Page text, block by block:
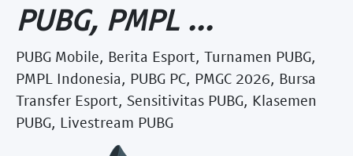
PUBG, PMPL ...
PUBG Mobile, Berita Esport, Turnamen PUBG,
PMPL Indonesia, PUBG PC, PMGC 2026, Bursa
Transfer Esport, Sensitivitas PUBG, Klasemen
PUBG, Livestream PUBG